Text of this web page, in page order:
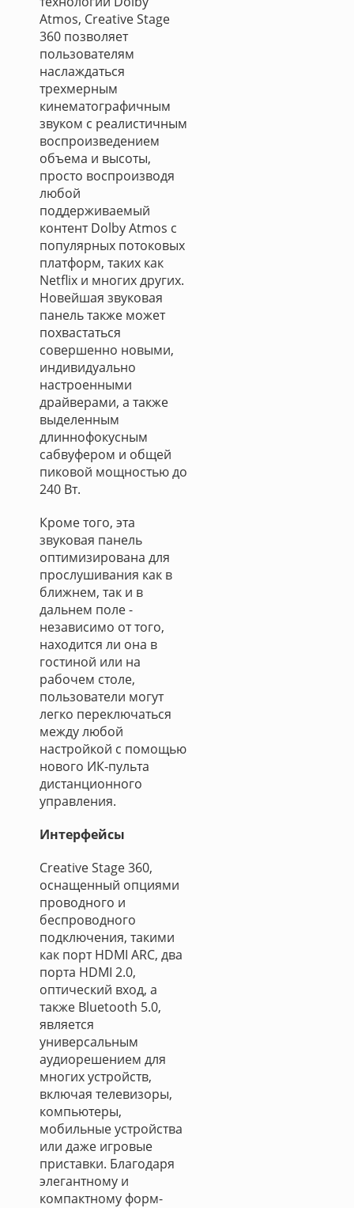
Atmos, Creative Stage
360 позволяет
пользователям
наслаждаться
трехмерным
кинематографичным
звуком с реалистичным
воспроизведением
объема и высоты,
просто воспроизводя
любой
поддерживаемый
контент Dolby Atmos с
популярных потоковых
платформ, таких как
Netflix и многих других.
Новейшая звуковая
панель также может
похвастаться
совершенно новыми,
индивидуально
настроенными
драйверами, а также
выделенным
длиннофокусным
сабвуфером и общей
пиковой мощностью до
240 Вт.
Кроме того, эта
звуковая панель
оптимизирована для
прослушивания как в
ближнем, так и в
дальнем поле -
независимо от того,
находится ли она в
гостиной или на
рабочем столе,
пользователи могут
легко переключаться
между любой
настройкой с помощью
нового ИК-пульта
дистанционного
управления.
Интерфейсы
Creative Stage 360,
оснащенный опциями
проводного и
беспроводного
подключения, такими
как порт HDMI ARC, два
порта HDMI 2.0,
оптический вход, а
также Bluetooth 5.0,
является
универсальным
аудиорешением для
многих устройств,
включая телевизоры,
компьютеры,
мобильные устройства
или даже игровые
приставки. Благодаря
элегантному и
компактному форм-